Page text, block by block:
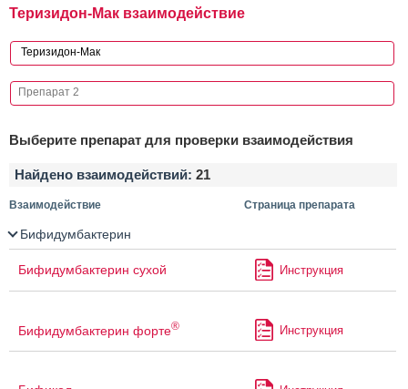
Теризидон-Мак взаимодействие
Выберите препарат для проверки взаимодействия
Найдено взаимодействий: 21
Взаимодействие Страница препарата
Бифидумбактерин
Бифидумбактерин сухой Инструкция
Бифидумбактерин форте® Инструкция